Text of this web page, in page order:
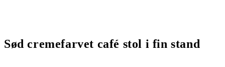
Sød cremefarvet café stol i fin stand